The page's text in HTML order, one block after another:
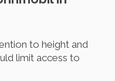
to height and
limit access to